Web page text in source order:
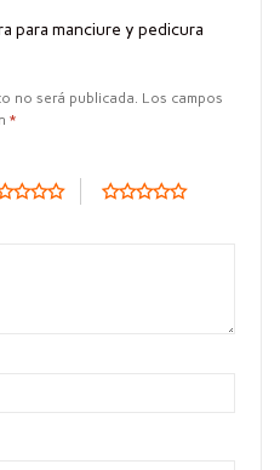
para manciure y pedicura
no será publicada. Los campos
*